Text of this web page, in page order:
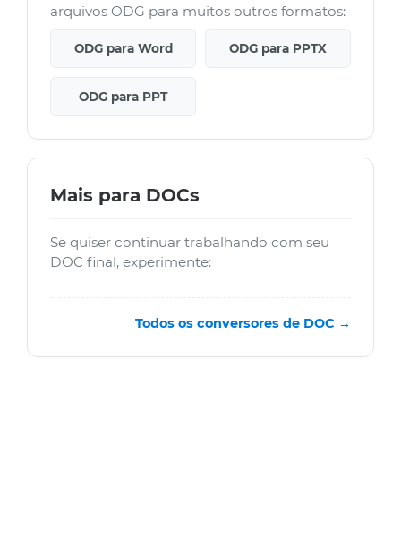
arquivos ODG para muitos outros formatos:
ODG para Word ODG para PPTX
ODG para PPT
Mais para DOCs
Se quiser continuar trabalhando com seu
DOC final, experimente:
Todos os conversores de DOC →